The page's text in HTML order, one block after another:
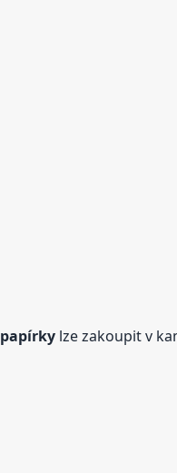
papírkylze zakoupit v